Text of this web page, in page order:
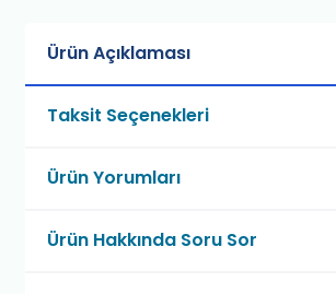
Ürün Açıklaması
Taksit Seçenekleri
Ürün Yorumları
Ürün Hakkında Soru Sor